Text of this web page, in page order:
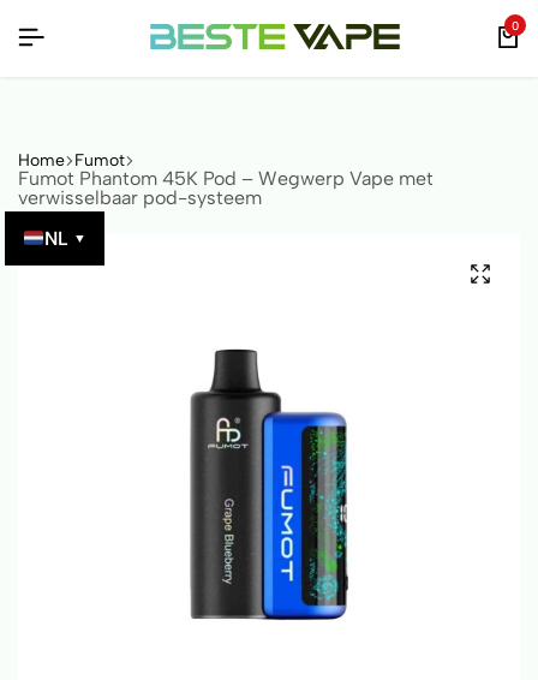
NL ▼
MET QR-CODE!
MET QR-CODE!
MET QR-CODE! 0
Home Fumot
Fumot Phantom 45K Pod – Wegwerp Vape met
verwisselbaar pod-systeem